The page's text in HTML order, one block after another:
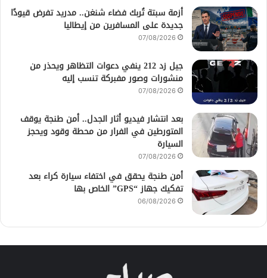
أزمة سبتة تُربك فضاء شنغن.. مدريد تفرض قيودًا
جديدة على المسافرين من إيطاليا
07/08/2026
جيل زد 212 ينفي دعوات التظاهر ويحذر من
منشورات وصور مفبركة تنسب إليه
07/08/2026
بعد انتشار فيديو أثار الجدل.. أمن طنجة يوقف
المتورطين في الفرار من محطة وقود ويحجز
السيارة
07/08/2026
أمن طنجة يحقق في اختفاء سيارة كراء بعد
تفكيك جهاز “GPS” الخاص بها
06/08/2026